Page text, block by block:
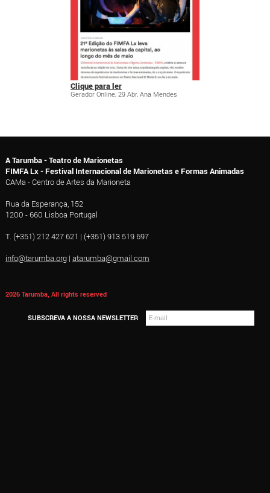
Clique para ler
Gerador Online, 29 Abr, Ana Mendes
A Tarumba - Teatro de Marionetas
FIMFA Lx - Festival Internacional de Marionetas e Formas Animadas
CAMa - Centro de Artes da Marioneta
Rua da Esperança, 152
1200 - 660 Lisboa Portugal
T. (+351) 212 427 621 | (+351) 913 519 697
info@tarumba.org| atarumba@gmail.com
2026 Tarumba, All rights reserved
SUBSCREVA A NOSSA NEWSLETTER